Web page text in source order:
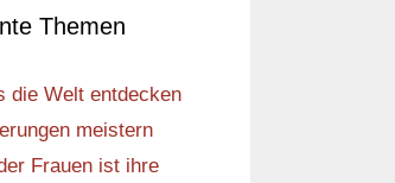
Themen
die Welt entdecken
meistern
Frauen ist ihre